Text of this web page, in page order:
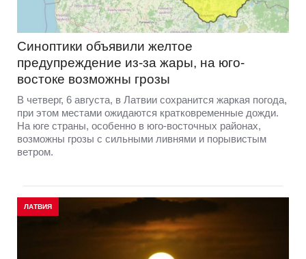
Синоптики объявили желтое
предупреждение из-за жары, на юго-
востоке возможны грозы
В четверг, 6 августа, в Латвии сохранится жаркая погода,
при этом местами ожидаются кратковременные дожди.
На юге страны, особенно в юго-восточных районах,
возможны грозы с сильными ливнями и порывистым
ветром.
ЛАТВИЯ